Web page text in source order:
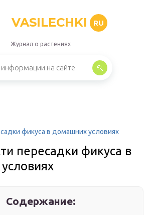
VASILECHKI RU
Журнал о растениях
фикуса в домашних условиях
пересадки фикуса в
Содержание: